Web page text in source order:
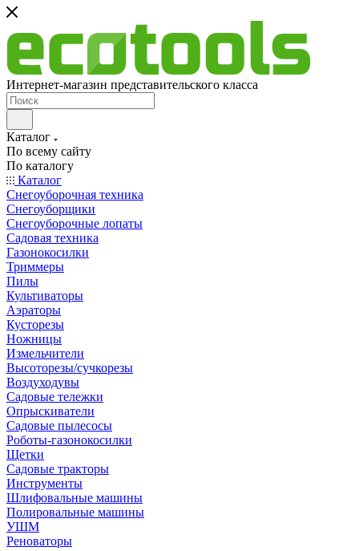
Интернет-магазин представительского класса
Каталог
По всему сайту
По каталогу
Каталог
Снегоуборочная техника
Снегоуборщики
Снегоуборочные лопаты
Садовая техника
Газонокосилки
Триммеры
Пилы
Культиваторы
Аэраторы
Кусторезы
Ножницы
Измельчители
Высоторезы/сучкорезы
Воздуходувы
Садовые тележки
Опрыскиватели
Садовые пылесосы
Роботы-газонокосилки
Щетки
Садовые тракторы
Инструменты
Шлифовальные машины
Полировальные машины
УШМ
Реноваторы